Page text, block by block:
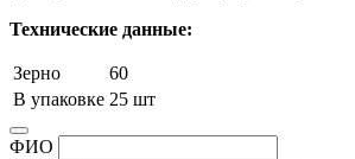
Технические данные:
Зерно
60
В упаковке 25 шт
ФИО